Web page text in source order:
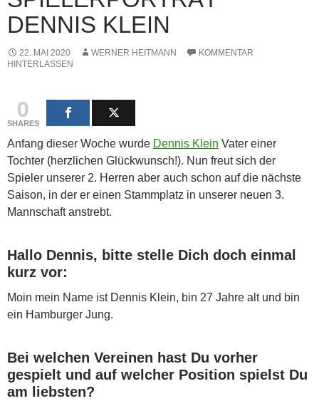
DENNIS KLEIN
22. MAI 2020 WERNER HEITMANN
KOMMENTAR
HINTERLASSEN
0
SHARES
Anfang dieser Woche wurde Dennis Klein Vater einer
Tochter (herzlichen Glückwunsch!). Nun freut sich der
Spieler unserer 2. Herren aber auch schon auf die nächste
Saison, in der er einen Stammplatz in unserer neuen 3.
Mannschaft anstrebt.
Hallo Dennis, bitte stelle Dich doch einmal
kurz vor:
Moin mein Name ist Dennis Klein, bin 27 Jahre alt und bin
ein Hamburger Jung.
Bei welchen Vereinen hast Du vorher
gespielt und auf welcher Position spielst Du
am liebsten?